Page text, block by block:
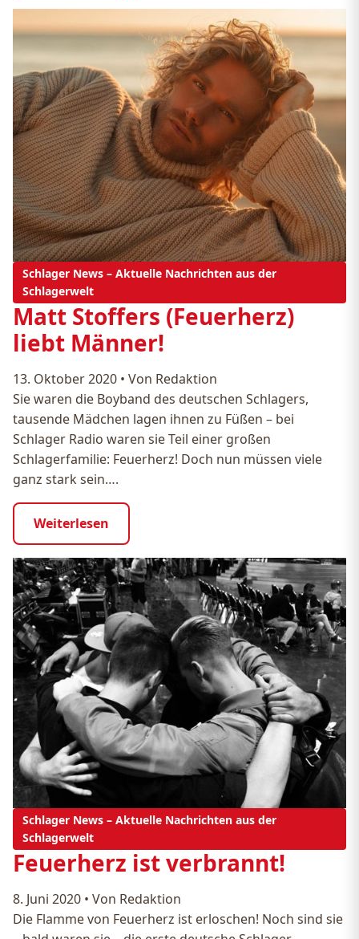
Schlager News – Aktuelle Nachrichten aus der
Schlagerwelt
Matt Stoffers (Feuerherz)
liebt Männer!
13. Oktober 2020 • Von Redaktion
Sie waren die Boyband des deutschen Schlagers,
tausende Mädchen lagen ihnen zu Füßen – bei
Schlager Radio waren sie Teil einer großen
Schlagerfamilie: Feuerherz! Doch nun müssen viele
ganz stark sein….
Weiterlesen
Schlager News – Aktuelle Nachrichten aus der
Schlagerwelt
Feuerherz ist verbrannt!
8. Juni 2020 • Von Redaktion
Die Flamme von Feuerherz ist erloschen! Noch sind sie